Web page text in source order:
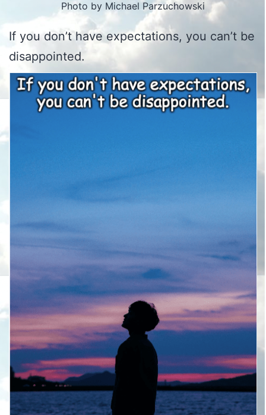
Photo by Michael Parzuchowski
If you don’t have expectations, you can’t be
disappointed.